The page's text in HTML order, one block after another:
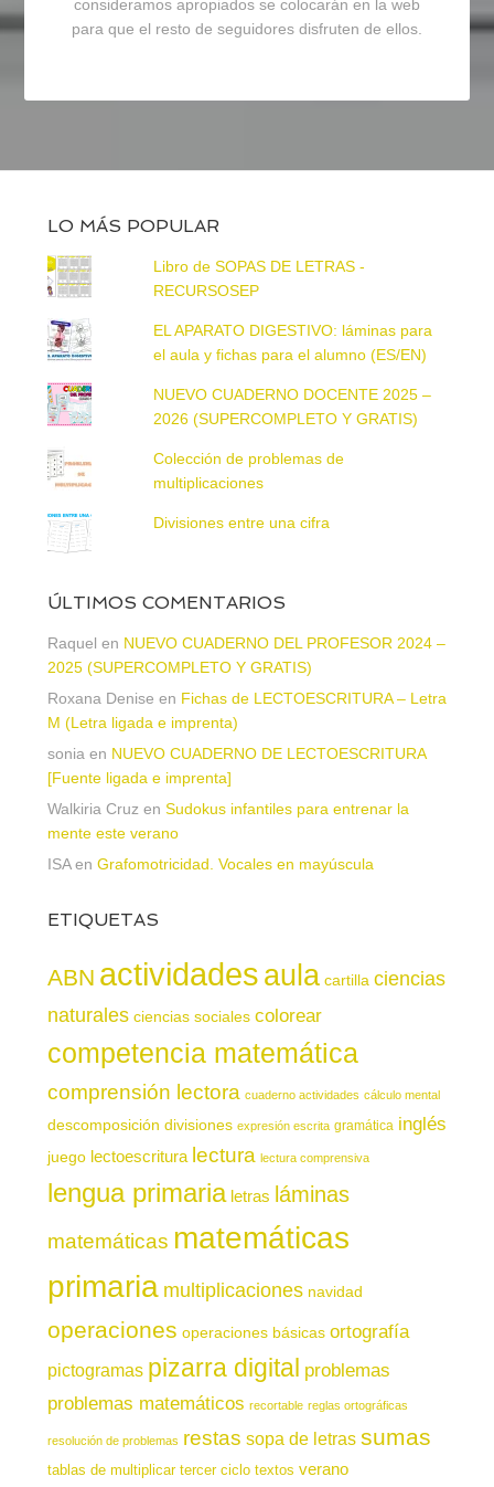
consideramos apropiados se colocarán en la web
para que el resto de seguidores disfruten de ellos.
LO MÁS POPULAR
Libro de SOPAS DE LETRAS -
RECURSOSEP
EL APARATO DIGESTIVO: láminas para
el aula y fichas para el alumno (ES/EN)
NUEVO CUADERNO DOCENTE 2025 –
2026 (SUPERCOMPLETO Y GRATIS)
Colección de problemas de
multiplicaciones
Divisiones entre una cifra
ÚLTIMOS COMENTARIOS
Raquel en NUEVO CUADERNO DEL PROFESOR 2024 –
2025 (SUPERCOMPLETO Y GRATIS)
Roxana Denise en Fichas de LECTOESCRITURA – Letra
M (Letra ligada e imprenta)
sonia en NUEVO CUADERNO DE LECTOESCRITURA
[Fuente ligada e imprenta]
Walkiria Cruz en Sudokus infantiles para entrenar la
mente este verano
ISAen Grafomotricidad. Vocales en mayúscula
ETIQUETAS
ABN actividadesaula cartilla ciencias
naturales ciencias sociales colorear
competencia matemática
comprensión lectora cuaderno actividades cálculo mental
descomposición divisiones expresión escrita gramática inglés
juego lectoescritura lectura lectura comprensiva
lengua primaria letras láminas
matemáticas matemáticas
primaria multiplicaciones navidad
operaciones operaciones básicas ortografía
pictogramas pizarra digital problemas
problemas matemáticos recortable reglas ortográficas
resolución de problemas restas sopa de letras sumas
tablas de multiplicar tercer ciclo textos verano